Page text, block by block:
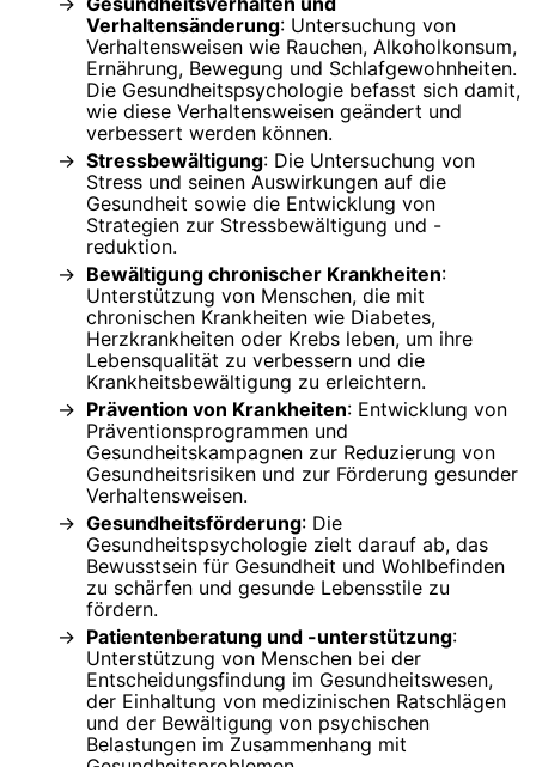
Verhaltensänderung: Untersuchung von
Verhaltensweisen wie Rauchen, Alkoholkonsum,
Ernährung, Bewegung und Schlafgewohnheiten.
Die Gesundheitspsychologie befasst sich damit,
wie diese Verhaltensweisen geändert und
verbessert werden können.
Stressbewältigung: Die Untersuchung von
Stress und seinen Auswirkungen auf die
Gesundheit sowie die Entwicklung von
Strategien zur Stressbewältigung und -
reduktion.
Bewältigung chronischer Krankheiten:
Unterstützung von Menschen, die mit
chronischen Krankheiten wie Diabetes,
Herzkrankheiten oder Krebs leben, um ihre
Lebensqualität zu verbessern und die
Krankheitsbewältigung zu erleichtern.
Prävention von Krankheiten: Entwicklung von
Präventionsprogrammen und
Gesundheitskampagnen zur Reduzierung von
Gesundheitsrisiken und zur Förderung gesunder
Verhaltensweisen.
Gesundheitsförderung: Die
Gesundheitspsychologie zielt darauf ab, das
Bewusstsein für Gesundheit und Wohlbefinden
zu schärfen und gesunde Lebensstile zu
fördern.
Patientenberatung und -unterstützung:
Unterstützung von Menschen bei der
Entscheidungsfindung im Gesundheitswesen,
der Einhaltung von medizinischen Ratschlägen
und der Bewältigung von psychischen
Belastungen im Zusammenhang mit